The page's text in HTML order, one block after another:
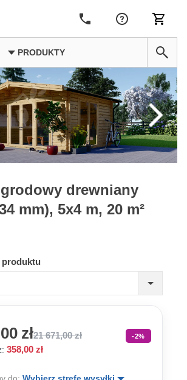
PRODUKTY
drewniany
mm), 5x4 m, 20 m²
produktu
zł21 671,00 zł -2%
358,00 zł
do: Wybierz strefę wysyłki